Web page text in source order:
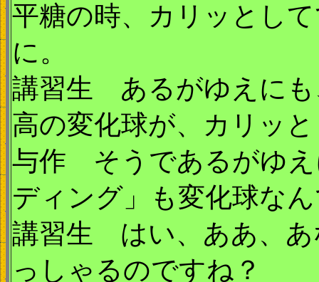
平糖の時、カリッとし
に。
講習生 あるがゆえにも
高の変化球が、カリッ
与作 そうであるがゆえ
ディング」も変化球な
講習生 はい、ああ、あ
っしゃるのですね？